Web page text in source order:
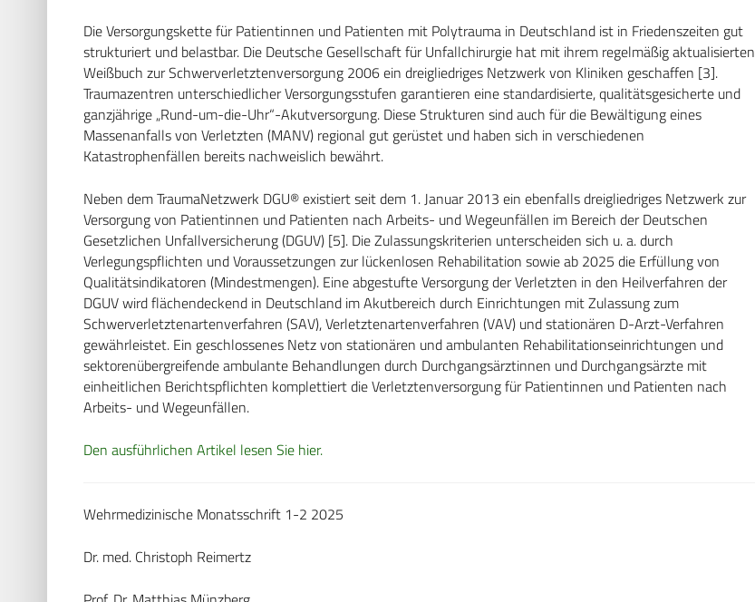
Die Versorgungskette für Patientinnen und Patienten mit Polytrauma in Deutschland ist in Friedenszeiten gut
strukturiert und belastbar. Die Deutsche Gesellschaft für Unfallchirurgie hat mit ihrem regelmäßig aktualisierten
Weißbuch zur Schwerverletztenversorgung 2006 ein dreigliedriges Netzwerk von Kliniken geschaffen [3].
Traumazentren unterschiedlicher Versorgungsstufen garantieren eine standardisierte, qualitätsgesicherte und
ganzjährige „Rund-um-die-Uhr“-Akutversorgung. Diese Strukturen sind auch für die Bewältigung eines
Massenanfalls von Verletzten (MANV) regional gut gerüstet und haben sich in verschiedenen
Katastrophenfällen bereits nachweislich bewährt.
Neben dem TraumaNetzwerk DGU® existiert seit dem 1. Januar 2013 ein ebenfalls dreigliedriges Netzwerk zur
Versorgung von Patientinnen und Patienten nach ­Arbeits- und Wegeunfällen im Bereich der Deutschen
Gesetzlichen Unfallversicherung (DGUV) [5]. Die ­Zulassungskriterien unterscheiden sich u. a. durch
Verlegungspflichten und Voraussetzungen zur lückenlosen Rehabilitation sowie ab 2025 die Erfüllung von
Qualitätsindikatoren (Mindestmengen). Eine abgestufte Versorgung der Verletzten in den Heilverfahren der
DGUV wird flächendeckend in Deutschland im Akutbereich durch Einrichtungen mit Zulassung zum
Schwerverletztenartenverfahren (SAV), Verletztenartenverfahren (VAV) und stationären D-Arzt-Verfahren
gewährleistet. Ein geschlossenes Netz von stationären und ambulanten Rehabilitationseinrichtungen und
sektorenübergreifende ambulante Behandlungen durch Durchgangsärztinnen und Durchgangsärzte mit
einheitlichen Berichtspflichten komplettiert die Verletztenversorgung für Patientinnen und Patienten nach
Arbeits- und Wegeunfällen.
Den ausführlichen Artikel lesen Sie hier.
Wehrmedizinische Monatsschrift 1-2 2025
Dr. med. Christoph Reimertz